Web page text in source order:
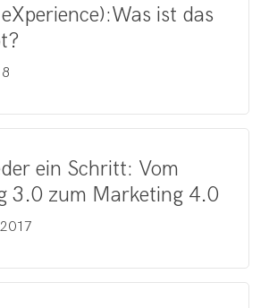
ist das
ein Schritt: Vom
3.0 zum Marketing 4.0